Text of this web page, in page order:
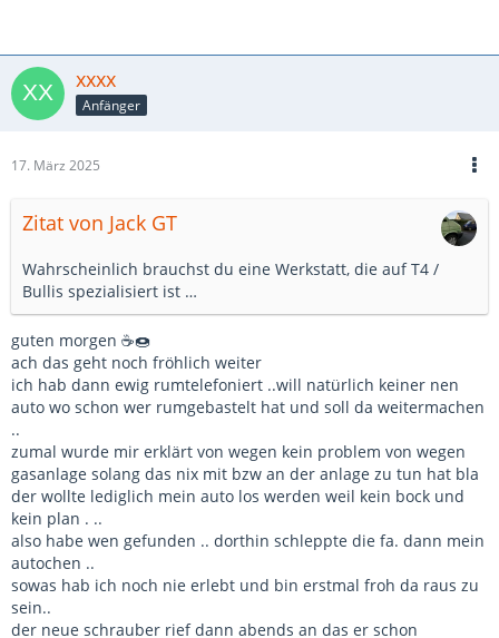
xxxx
Anfänger
17. März 2025
Zitat von Jack GT
Wahrscheinlich brauchst du eine Werkstatt, die auf T4 /
Bullis spezialisiert ist …
guten morgen ☕🍩
ach das geht noch fröhlich weiter
ich hab dann ewig rumtelefoniert ..will natürlich keiner nen
auto wo schon wer rumgebastelt hat und soll da weitermachen
..
zumal wurde mir erklärt von wegen kein problem von wegen
gasanlage solang das nix mit bzw an der anlage zu tun hat bla
der wollte lediglich mein auto los werden weil kein bock und
kein plan . ..
also habe wen gefunden .. dorthin schleppte die fa. dann mein
autochen ..
sowas hab ich noch nie erlebt und bin erstmal froh da raus zu
sein..
der neue schrauber rief dann abends an das er schon